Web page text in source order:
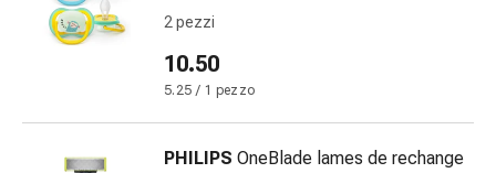
della
pelle
Eczema
prurito
pce
2 pezzi
10.50
5.25 / 1 pezzo
PHILIPS OneBlade lames de rechange